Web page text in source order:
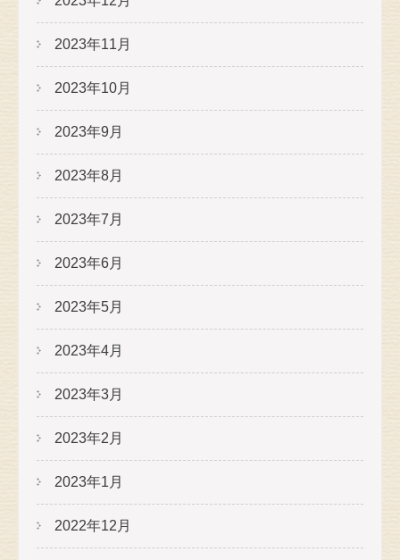
2023年11月
2023年10月
2023年9月
2023年8月
2023年7月
2023年6月
2023年5月
2023年4月
2023年3月
2023年2月
2023年1月
2022年12月